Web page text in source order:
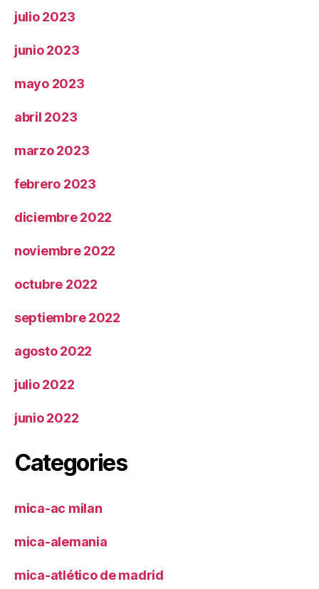
julio 2023
junio 2023
mayo 2023
abril 2023
marzo 2023
febrero 2023
diciembre 2022
noviembre 2022
octubre 2022
septiembre 2022
agosto 2022
julio 2022
junio 2022
Categories
mica-ac milan
mica-alemania
mica-atlético de madrid